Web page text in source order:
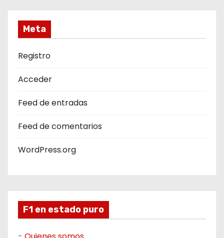
Meta
Registro
Acceder
Feed de entradas
Feed de comentarios
WordPress.org
F1 en estado puro